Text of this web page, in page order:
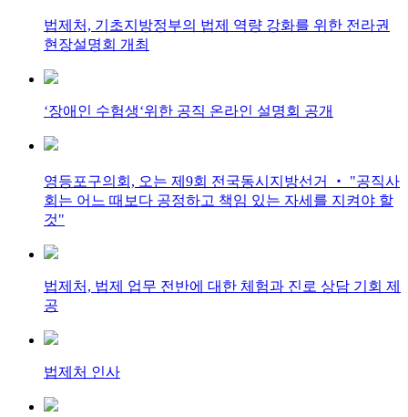
법제처, 기초지방정부의 법제 역량 강화를 위한 전라권
현장설명회 개최
‘장애인 수험생‘위한 공직 온라인 설명회 공개
영등포구의회, 오는 제9회 전국동시지방선거 ‧ "공직사
회는 어느 때보다 공정하고 책임 있는 자세를 지켜야 할
것"
법제처, 법제 업무 전반에 대한 체험과 진로 상담 기회 제
공
법제처 인사